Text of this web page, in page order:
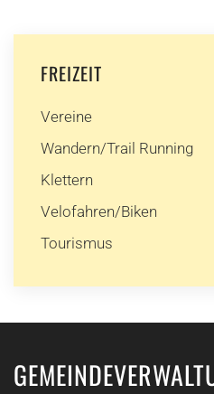
FREIZEIT
Vereine
Wandern/Trail Running
Klettern
Velofahren/Biken
Tourismus